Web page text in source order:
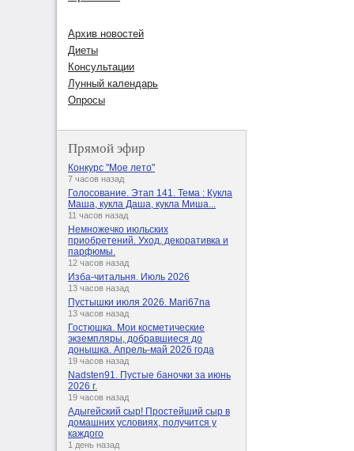
Архив новостей
Диеты
Консультации
Лунный календарь
Опросы
Прямой эфир
Конкурс "Мое лето"
7 часов назад
Голосование. Этап 141. Тема : Кукла
Маша, кукла Даша, кукла Миша...
11 часов назад
Немножечко июльских
приобретений. Уход, декоративка и
парфюмы.
12 часов назад
Изба-читальня. Июль 2026
13 часов назад
Пустышки июля 2026. Mari67na
13 часов назад
Гостюшка. Мои косметические
экземпляры, добравшиеся до
донышка. Апрель-май 2026 года
19 часов назад
Nadsten91. Пустые баночки за июнь
2026 г.
19 часов назад
Адыгейский сыр! Простейший сыр в
домашних условиях, получится у
каждого
1 день назад